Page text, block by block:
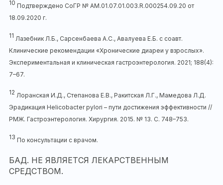
10 Подтверждено СоГР № АМ.01.07.01.003.R.000254.09.20 от
18.09.2020 г.
11 Лазебник Л.Б., Сарсенбаева А.С., Авалуева Е.Б. с соавт.
Клинические рекомендации «Хронические диареи у взрослых».
Экспериментальная и клиническая гастроэнтерология. 2021; 188(4):
7–67.
12 Лоранская И.Д., Степанова Е.В., Ракитская Л.Г., Мамедова Л.Д.
Эрадикация Нelicobacter pylori – пути достижения эффективности //
РМЖ. Гастроэнтерология. Хирургия. 2015. № 13. С. 748–753.
13 По консультации с врачом.
БАД. НЕ ЯВЛЯЕТСЯ ЛЕКАРСТВЕННЫМ
СРЕДСТВОМ.